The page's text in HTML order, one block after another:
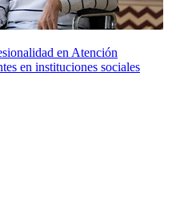
en Atención
en instituciones sociales